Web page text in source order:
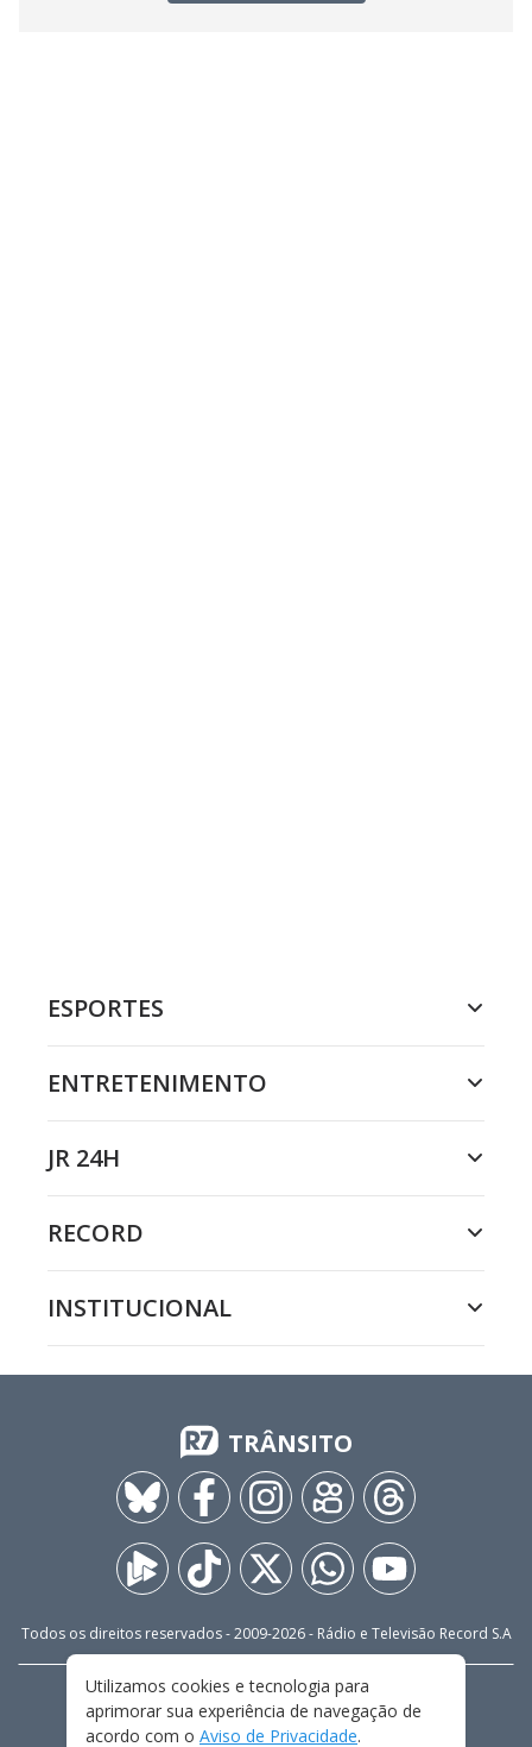
ESPORTES
ENTRETENIMENTO
JR 24H
RECORD
INSTITUCIONAL
TRÂNSITO
Todos os direitos reservados - 2009-2026- Rádio e Televisão Record S.A
FALE CONOSCO
PRIVACIDADE
TERMOS E CONDIÇÕES DE USO
Utilizamos cookies e tecnologia para
aprimorar sua experiência de navegação de
acordo com o Aviso de Privacidade.